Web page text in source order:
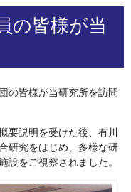
の皆様が当
の皆様が当研究所を訪問
要説明を受けた後、有川
研究をはじめ、多様な研
設をご視察されました。